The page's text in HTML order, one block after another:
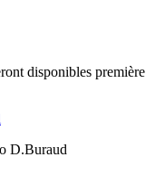
disponibles première
D.Buraud